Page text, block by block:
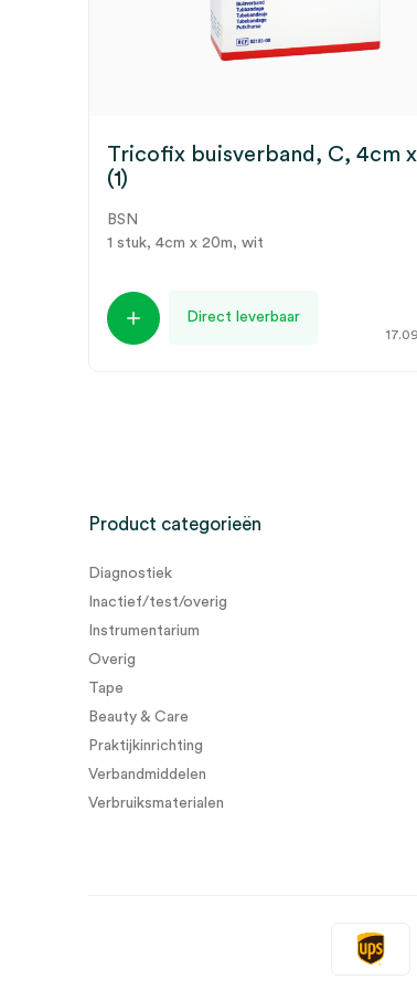
Tricofix buisverband, C, 4cm
(1)
BSN
1 stuk, 4cm x 20m, wit
Direct leverbaar
17.09
Product categorieën
Diagnostiek
Inactief/test/overig
Instrumentarium
Overig
Tape
Beauty & Care
Praktijkinrichting
Verbandmiddelen
Verbruiksmaterialen